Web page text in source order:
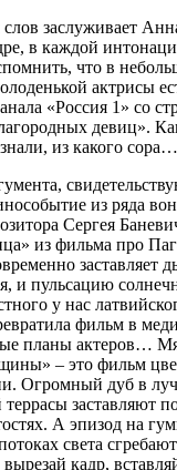
заслуживает
в каждой
что в
актрисы
«Россия 1» со
девиц».
из какого сора…
из ряда
Сергея
из фильма про
заставляет
и пульсацию
у нас
фильм в
планы актеров…
– это фильм
Огромный дуб в
заставляют
А эпизод на
света
кадр,